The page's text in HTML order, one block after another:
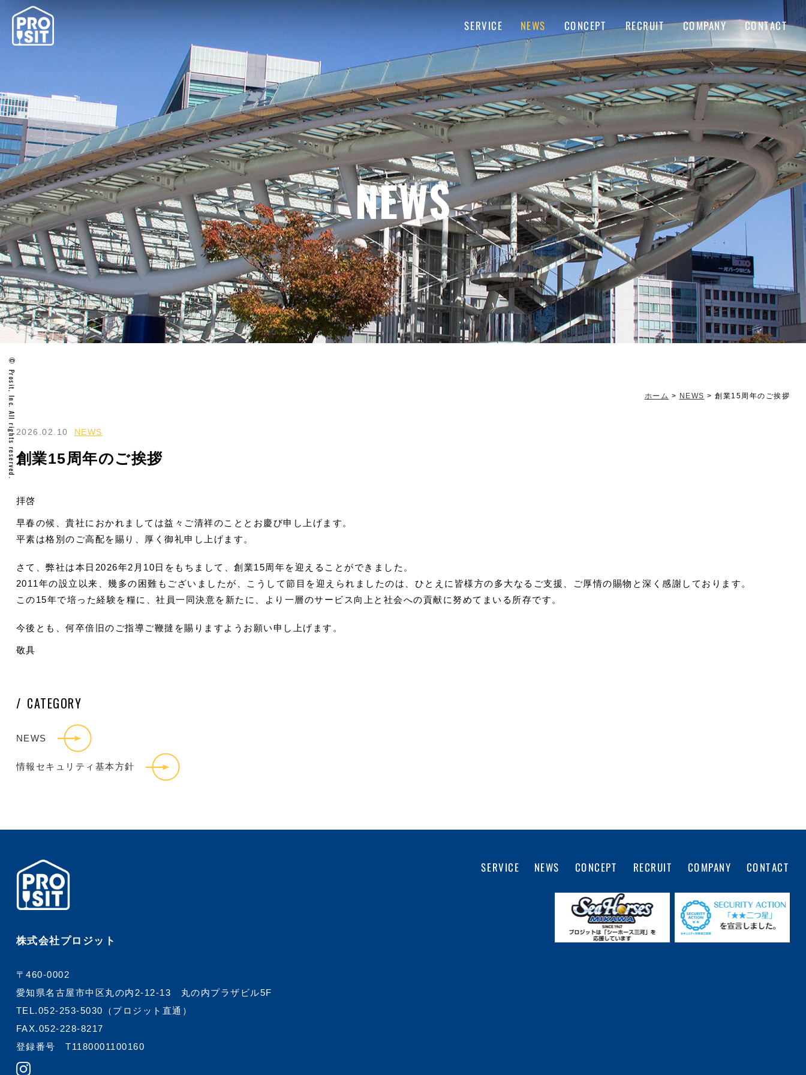
SERVICE NEWS CONCEPT RECRUIT COMPANY CONTACT
NEWS
ホーム > NEWS >創業15周年のご挨拶
2026.02.10 NEWS
創業15周年のご挨拶
拝啓
早春の候、貴社におかれましては益々ご清祥のこととお慶び申し上げます。
平素は格別のご高配を賜り、厚く御礼申し上げます。
さて、弊社は本日2026年2月10日をもちまして、創業15周年を迎えることができました。
2011年の設立以来、幾多の困難もございましたが、こうして節目を迎えられましたのは、ひとえに皆様方の多大なるご支援、ご厚情の賜物と深く感謝しております。
この15年で培った経験を糧に、社員一同決意を新たに、より一層のサービス向上と社会への貢献に努めてまいる所存です。
今後とも、何卒倍旧のご指導ご鞭撻を賜りますようお願い申し上げます。
敬具
CATEGORY
NEWS
情報セキュリティ基本方針
株式会社プロジット
〒460-0002
愛知県名古屋市中区丸の内2-12-13 丸の内プラザビル5F
TEL.052-253-5030
（プロジット直通）
FAX.052-228-8217
登録番号 T1180001100160
SERVICE NEWS CONCEPT RECRUIT COMPANY CONTACT
Prosit, Inc. All rights reserved.